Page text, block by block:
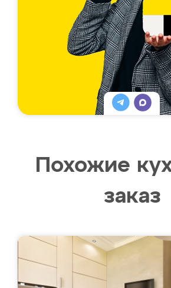
Похожие
заказ